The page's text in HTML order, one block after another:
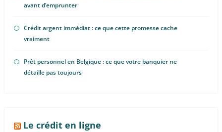
avant d’emprunter
Crédit argent immédiat : ce que cette promesse cache
vraiment
Prêt personnel en Belgique : ce que votre banquier ne
détaille pas toujours
Le crédit en ligne